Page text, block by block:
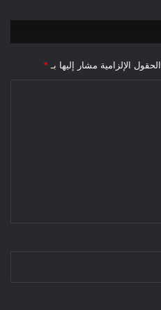
الحقول الإلزامية مشار إليها بـ *